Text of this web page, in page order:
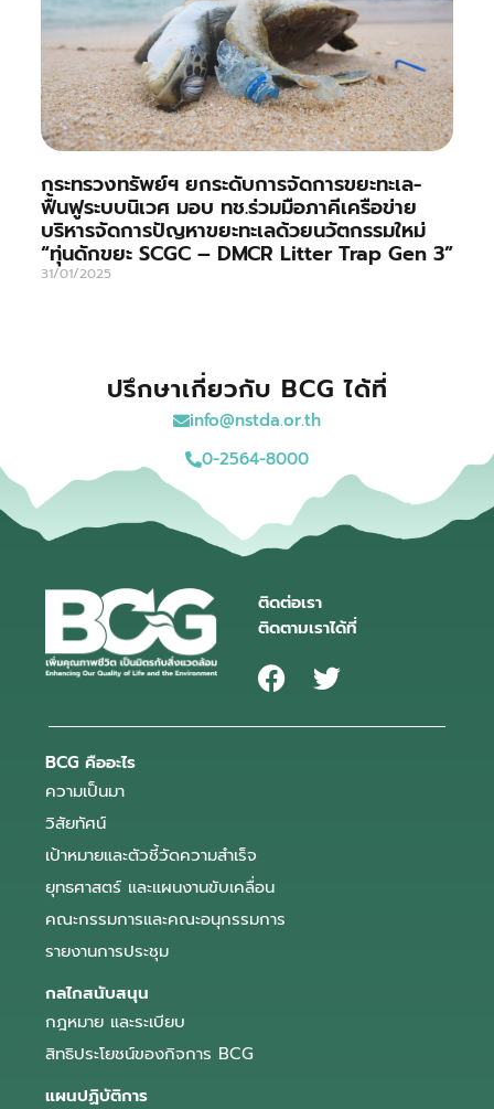
กระทรวงทรัพย์ฯ ยกระดับการจัดการขยะทะเล-
ฟื้นฟูระบบนิเวศ มอบ ทช.ร่วมมือภาคีเครือข่าย
บริหารจัดการปัญหาขยะทะเลด้วยนวัตกรรมใหม่
“ทุ่นดักขยะ SCGC – DMCR Litter Trap Gen 3”
31/01/2025
ปรึกษาเกี่ยวกับ BCG ได้ที่
info@nstda.or.th
0-2564-8000
ติดต่อเรา
ติดตามเราได้ที่
BCG คืออะไร
ความเป็นมา
วิสัยทัศน์
เป้าหมายและตัวชี้วัดความสำเร็จ
ยุทธศาสตร์ และแผนงานขับเคลื่อน
คณะกรรมการและคณะอนุกรรมการ
รายงานการประชุม
กลไกสนับสนุน
กฎหมาย และระเบียบ
สิทธิประโยชน์ของกิจการ BCG
แผนปฏิบัติการ